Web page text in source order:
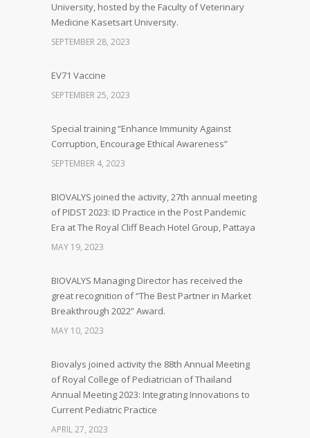
University, hosted by the Faculty of Veterinary
Medicine Kasetsart University.
SEPTEMBER 28, 2023
EV71 Vaccine
SEPTEMBER 25, 2023
Special training “Enhance Immunity Against
Corruption, Encourage Ethical Awareness”
SEPTEMBER 4, 2023
BIOVALYS joined the activity, 27th annual meeting
of PIDST 2023: ID Practice in the Post Pandemic
Era at The Royal Cliff Beach Hotel Group, Pattaya
MAY 19, 2023
BIOVALYS Managing Director has received the
great recognition of “The Best Partner in Market
Breakthrough 2022” Award.
MAY 10, 2023
Biovalys joined activity the 88th Annual Meeting
of Royal College of Pediatrician of Thailand
Annual Meeting 2023: Integrating Innovations to
Current Pediatric Practice
APRIL 27, 2023